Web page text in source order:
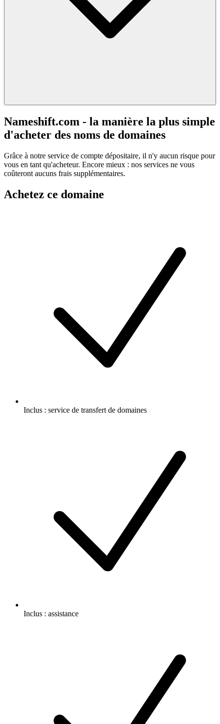
Nameshift.com - la manière la plus simple
d'acheter des noms de domaines
Grâce à notre service de compte dépositaire, il n'y aucun risque pour
vous en tant qu'acheteur. Encore mieux : nos services ne vous
coûteront aucuns frais supplémentaires.
Achetez ce domaine
Inclus : service de transfert de domaines
Inclus : assistance